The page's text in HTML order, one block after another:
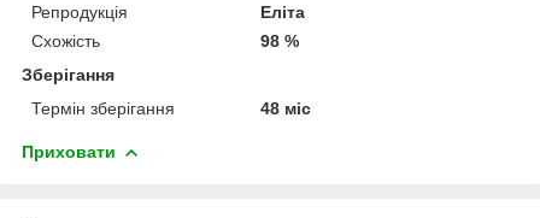
Репродукція
Еліта
Схожість
98 %
Зберігання
Термін зберігання
48 міс
Приховати